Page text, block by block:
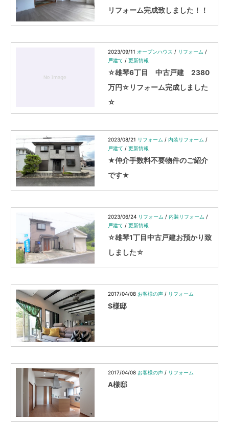
ン
リフォーム完成致しました！！
2023/09/11 オープンハウス / リフォーム /
戸建て / 更新情報
☆雄琴6丁目 中古戸建 2380
万円☆リフォーム完成しました
☆
2023/08/21 リフォーム / 内装リフォーム /
戸建て / 更新情報
★仲介手数料不要物件のご紹介
です★
2023/06/24 リフォーム / 内装リフォーム /
戸建て / 更新情報
☆雄琴1丁目中古戸建お預かり致
しました☆
2017/04/08 お客様の声/ リフォーム
S様邸
2017/04/08 お客様の声/ リフォーム
A様邸